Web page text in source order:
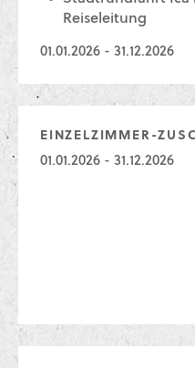
Reiseleitung
01.01.2026 - 31.12.2026
EINZELZIMMER-
01.01.2026 - 31.12.2026